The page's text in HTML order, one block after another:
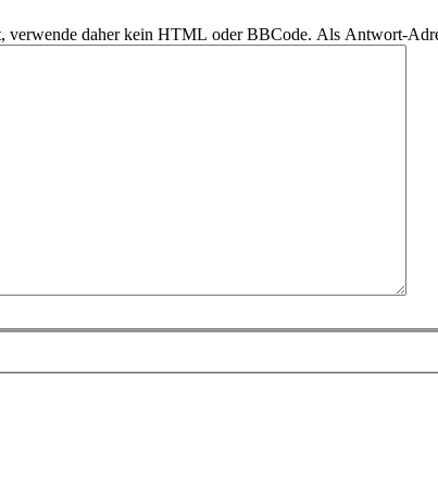
verwende daher kein HTML oder BBCode. Als Antwort-